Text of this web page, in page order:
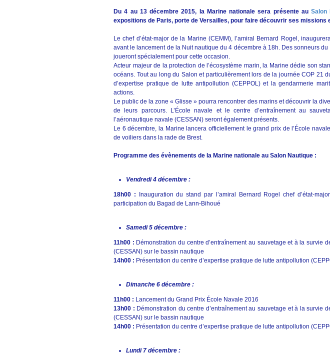
Du 4 au 13 décembre 2015, la Marine nationale sera présente au Salon
expositions de Paris, porte de Versailles, pour faire découvrir ses missions
Le chef d’état-major de la Marine (CEMM), l’amiral Bernard Rogel,
avant le lancement de la Nuit nautique du 4 décembre à 18h. Des sonneurs
joueront spécialement pour cette occasion.
Acteur majeur de la protection de l’écosystème marin, la Marine dédie son
océans. Tout au long du Salon et particulièrement lors de la journée COP 21
d’expertise pratique de lutte antipollution (CEPPOL) et la gendarmerie
actions.
Le public de la zone « Glisse » pourra rencontrer des marins et découvrir la
de leurs parcours. L’École navale et le centre d’entraînement au
l’aéronautique navale (CESSAN) seront également présents.
Le 6 décembre, la Marine lancera officiellement le grand prix de l’École
de voiliers dans la rade de Brest.
Programme des évènements de la Marine nationale au Salon Nautique :
Vendredi 4 décembre :
18h00 : Inauguration du stand par l’amiral Bernard Rogel chef d’état-
participation du Bagad de Lann-Bihoué
Samedi 5 décembre :
11h00 : Démonstration du centre d’entraînement au sauvetage et à la survie
(CESSAN) sur le bassin nautique
14h00 : Présentation du centre d’expertise pratique de lutte antipollution
Dimanche 6 décembre :
11h00 : Lancement du Grand Prix École Navale 2016
13h00 : Démonstration du centre d’entraînement au sauvetage et à la survie
(CESSAN) sur le bassin nautique
14h00 : Présentation du centre d’expertise pratique de lutte antipollution
Lundi 7 décembre :